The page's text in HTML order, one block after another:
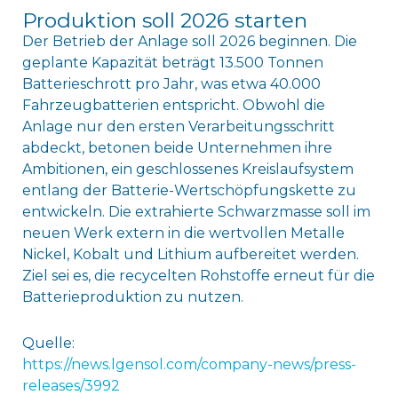
Produktion soll 2026 starten
Der Betrieb der Anlage soll 2026 beginnen. Die
geplante Kapazität beträgt 13.500 Tonnen
Batterieschrott pro Jahr, was etwa 40.000
Fahrzeugbatterien entspricht. Obwohl die
Anlage nur den ersten Verarbeitungsschritt
abdeckt, betonen beide Unternehmen ihre
Ambitionen, ein geschlossenes Kreislaufsystem
entlang der Batterie-Wertschöpfungskette zu
entwickeln. Die extrahierte Schwarzmasse soll im
neuen Werk extern in die wertvollen Metalle
Nickel, Kobalt und Lithium aufbereitet werden.
Ziel sei es, die recycelten Rohstoffe erneut für die
Batterieproduktion zu nutzen.
Quelle:
https://news.lgensol.com/company-news/press-
releases/3992